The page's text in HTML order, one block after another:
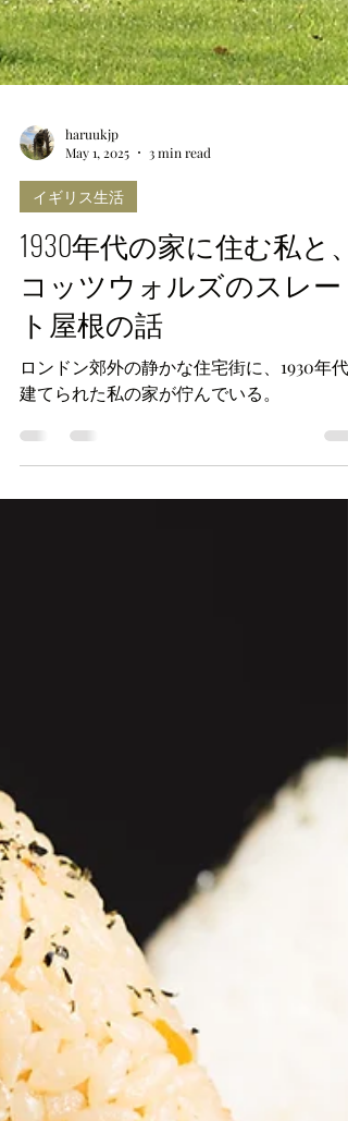
haruukjp
May 1, 2025
3 min read
イギリス生活
1930年代の家に住む私と、
コッツウォルズのスレー
ト屋根の話
ロンドン郊外の静かな住宅街に、1930年代